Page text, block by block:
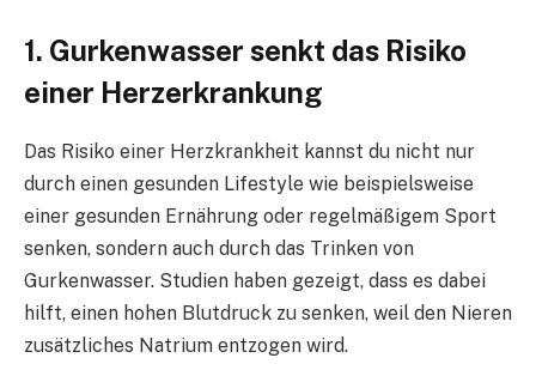
1. Gurkenwasser senkt das Risiko
einer Herzerkrankung
Das Risiko einer Herzkrankheit kannst du nicht nur
durch einen gesunden Lifestyle wie beispielsweise
einer gesunden Ernährung oder regelmäßigem Sport
senken, sondern auch durch das Trinken von
Gurkenwasser. Studien haben gezeigt, dass es dabei
hilft, einen hohen Blutdruck zu senken, weil den Nieren
zusätzliches Natrium entzogen wird.